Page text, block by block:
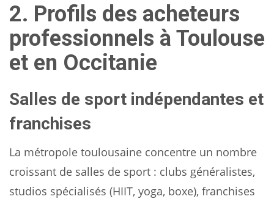
2. Profils des acheteurs
professionnels à Toulouse
et en Occitanie
Salles de sport indépendantes et
franchises
La métropole toulousaine concentre un nombre
croissant de salles de sport : clubs généralistes,
studios spécialisés (HIIT, yoga, boxe), franchises